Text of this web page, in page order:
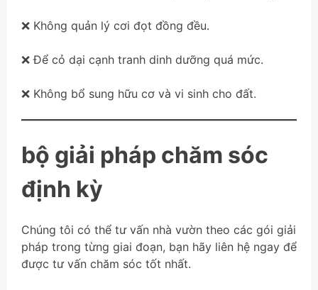
❌ Không quản lý cơi đọt đồng đều.
❌ Để cỏ dại cạnh tranh dinh dưỡng quá mức.
❌ Không bổ sung hữu cơ và vi sinh cho đất.
bộ giải pháp chăm sóc
định kỳ
Chúng tôi có thể tư vấn nhà vườn theo các gói giải
pháp trong từng giai đoạn, bạn hãy liên hệ ngay để
được tư vấn chăm sóc tốt nhất.